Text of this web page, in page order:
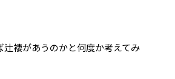
辻褄があうのかと何度か考えてみ